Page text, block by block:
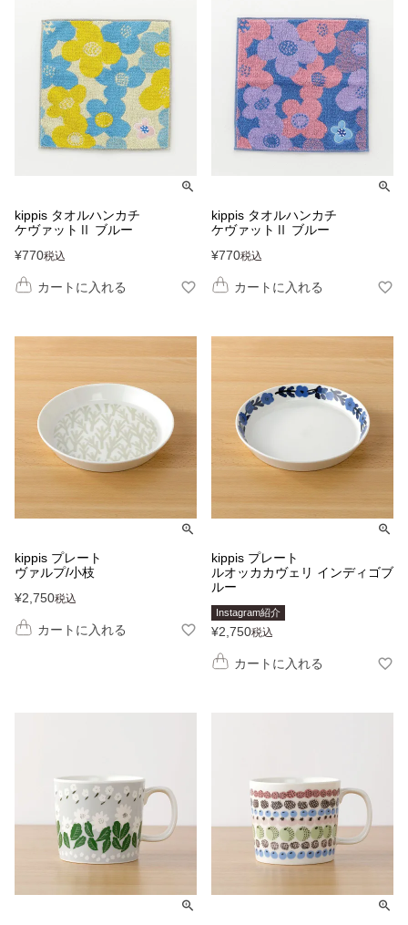
kippis タオルハンカチ
ケヴァットⅡ ブルー
¥770税込
カートに入れる
kippis タオルハンカチ
ケヴァットⅡ ブルー
¥770税込
カートに入れる
kippis プレート
ヴァルプ/小枝
¥2,750税込
カートに入れる
kippis プレート
ルオッカカヴェリ インディゴブ
ルー
Instagram紹介
¥2,750税込
カートに入れる